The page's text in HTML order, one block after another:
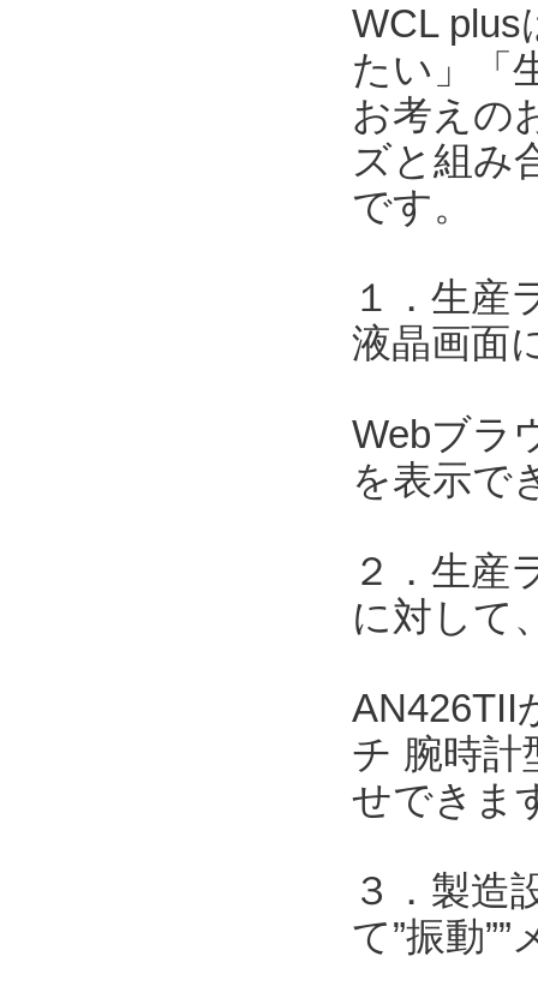
WCL plus
たい」「
お考えの
ズと組み
です。
１．生産
液晶画面
Webブラ
を表示で
２．生産
に対して
AN426TII
チ 腕時計
せできま
３．製造
て”振動